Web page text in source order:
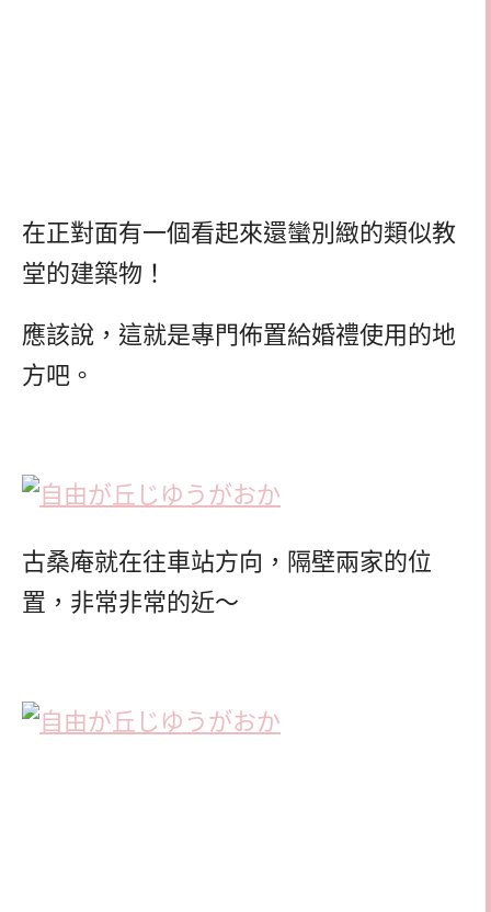
在正對面有一個看起來還蠻別緻的類似教
堂的建築物！
應該說，這就是專門佈置給婚禮使用的地
方吧。
古桑庵就在往車站方向，隔壁兩家的位
置，非常非常的近～